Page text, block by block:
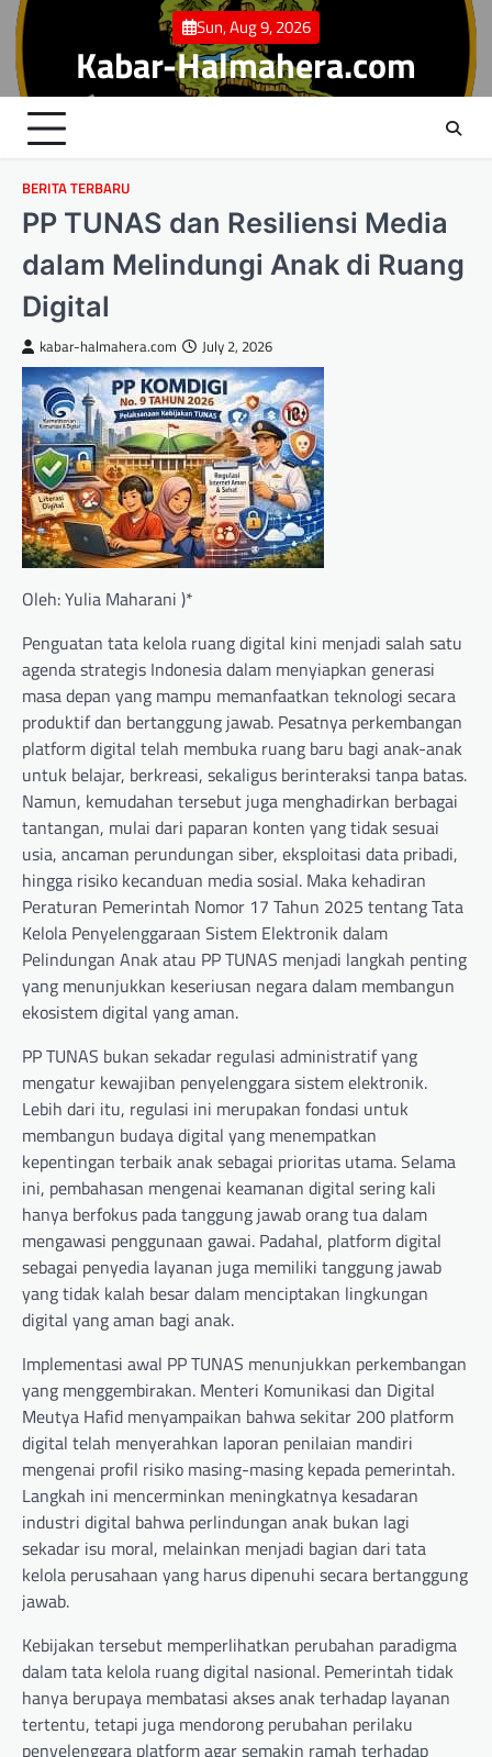
Skip
content
Sun, Aug 9, 2026
Kabar-Halmahera.com
BERITA TERBARU
PP TUNAS dan Resiliensi Media
dalam Melindungi Anak di Ruang
Digital
kabar-halmahera.com July 2, 2026
Oleh: Yulia Maharani )*
Penguatan tata kelola ruang digital kini menjadi salah satu
agenda strategis Indonesia dalam menyiapkan generasi
masa depan yang mampu memanfaatkan teknologi secara
produktif dan bertanggung jawab. Pesatnya perkembangan
platform digital telah membuka ruang baru bagi anak-anak
untuk belajar, berkreasi, sekaligus berinteraksi tanpa batas.
Namun, kemudahan tersebut juga menghadirkan berbagai
tantangan, mulai dari paparan konten yang tidak sesuai
usia, ancaman perundungan siber, eksploitasi data pribadi,
hingga risiko kecanduan media sosial. Maka kehadiran
Peraturan Pemerintah Nomor 17 Tahun 2025 tentang Tata
Kelola Penyelenggaraan Sistem Elektronik dalam
Pelindungan Anak atau PP TUNAS menjadi langkah penting
yang menunjukkan keseriusan negara dalam membangun
ekosistem digital yang aman.
PP TUNAS bukan sekadar regulasi administratif yang
mengatur kewajiban penyelenggara sistem elektronik.
Lebih dari itu, regulasi ini merupakan fondasi untuk
membangun budaya digital yang menempatkan
kepentingan terbaik anak sebagai prioritas utama. Selama
ini, pembahasan mengenai keamanan digital sering kali
hanya berfokus pada tanggung jawab orang tua dalam
mengawasi penggunaan gawai. Padahal, platform digital
sebagai penyedia layanan juga memiliki tanggung jawab
yang tidak kalah besar dalam menciptakan lingkungan
digital yang aman bagi anak.
Implementasi awal PP TUNAS menunjukkan perkembangan
yang menggembirakan. Menteri Komunikasi dan Digital
Meutya Hafid menyampaikan bahwa sekitar 200 platform
digital telah menyerahkan laporan penilaian mandiri
mengenai profil risiko masing-masing kepada pemerintah.
Langkah ini mencerminkan meningkatnya kesadaran
industri digital bahwa perlindungan anak bukan lagi
sekadar isu moral, melainkan menjadi bagian dari tata
kelola perusahaan yang harus dipenuhi secara bertanggung
jawab.
Kebijakan tersebut memperlihatkan perubahan paradigma
dalam tata kelola ruang digital nasional. Pemerintah tidak
hanya berupaya membatasi akses anak terhadap layanan
tertentu, tetapi juga mendorong perubahan perilaku
penyelenggara platform agar semakin ramah terhadap